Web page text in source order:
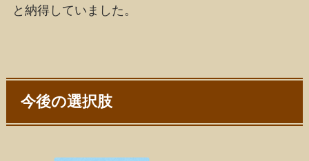
と納得していました。
今後の選択肢